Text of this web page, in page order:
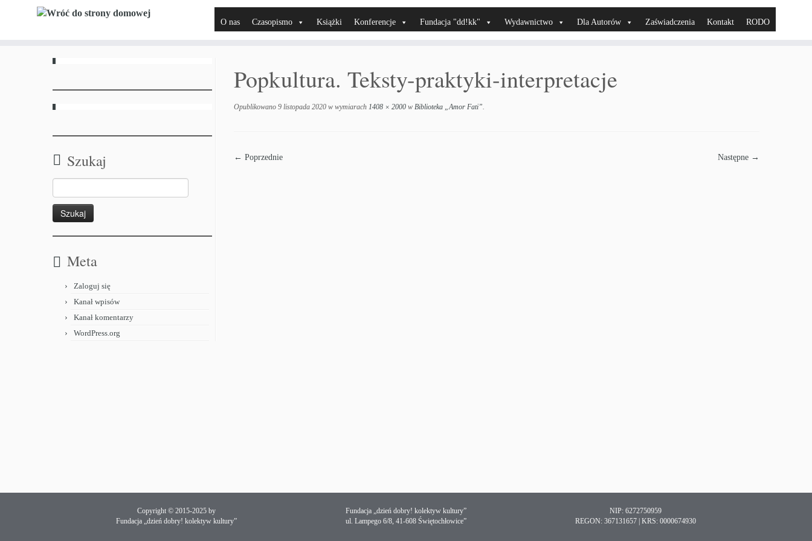
O nas Czasopismo Książki Konferencje Fundacja "dd!kk" Wydawnictwo Dla Autorów Zaświadczenia Kontakt RODO
Szukaj
Meta
Zaloguj się
Kanał wpisów
Kanał komentarzy
WordPress.org
Popkultura. Teksty-praktyki-interpretacje
Opublikowano 9 listopada 2020 w wymiarach 1408 × 2000 w Biblioteka „Amor Fati”.
← Poprzednie Następne →
Copyright © 2015-2025 by
Fundacja „dzień dobry! kolektyw kultury”
Fundacja „dzień dobry! kolektyw kultury”
ul. Lampego 6/8, 41-608 Świętochłowice”
NIP: 6272750959
REGON: 367131657 | KRS: 0000674930